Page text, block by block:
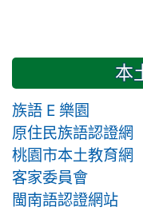
本
族語 E 樂園
原住民族語認證網
桃園市本土教育網
客家委員會
閩南語認證網站